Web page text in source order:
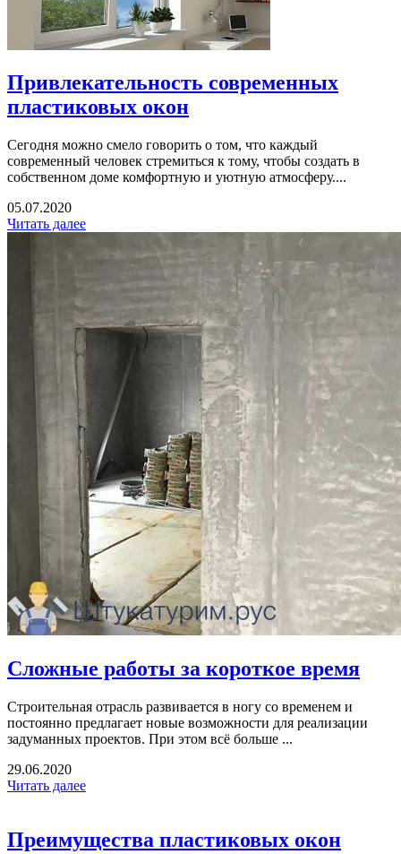
Привлекательность современных
пластиковых окон
Сегодня можно смело говорить о том, что каждый
современный человек стремиться к тому, чтобы создать в
собственном доме комфортную и уютную атмосферу....
05.07.2020
Читать далее
Сложные работы за короткое время
Строительная отрасль развивается в ногу со временем и
постоянно предлагает новые возможности для реализации
задуманных проектов. При этом всё больше ...
29.06.2020
Читать далее
Преимущества пластиковых окон